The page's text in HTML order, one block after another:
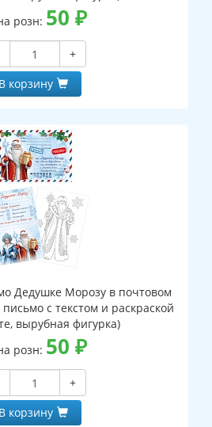
розн: 50 ₽
+
В корзину
Дедушке Морозу в почтовом
с текстом и раскраской
вырубная фигурка)
розн: 50 ₽
+
В корзину